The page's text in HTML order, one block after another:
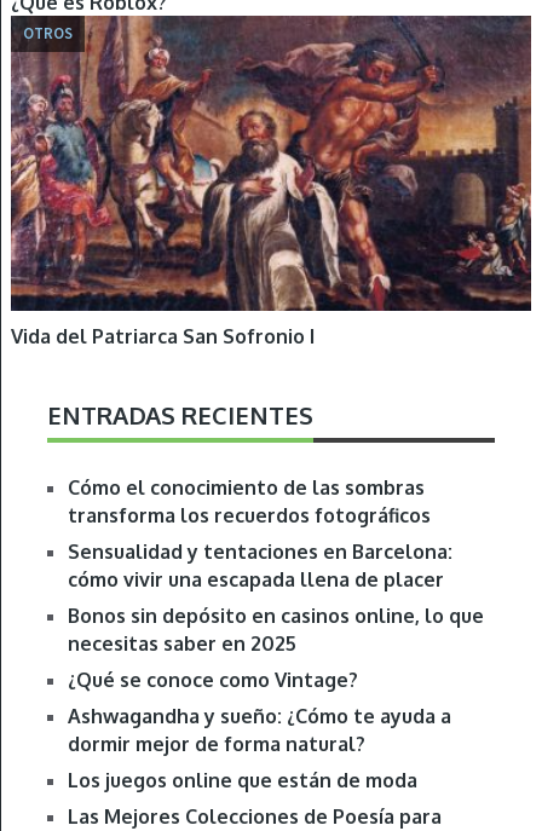
OTROS
Vida del Patriarca San Sofronio I
ENTRADAS RECIENTES
Cómo el conocimiento de las sombras
transforma los recuerdos fotográficos
Sensualidad y tentaciones en Barcelona:
cómo vivir una escapada llena de placer
Bonos sin depósito en casinos online, lo que
necesitas saber en 2025
¿Qué se conoce como Vintage?
Ashwagandha y sueño: ¿Cómo te ayuda a
dormir mejor de forma natural?
Los juegos online que están de moda
Las Mejores Colecciones de Poesía para